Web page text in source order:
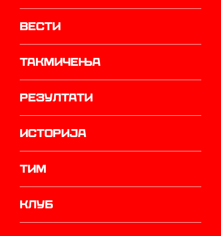
Вести
Такмичења
резултати
историја
ТИМ
Клуб